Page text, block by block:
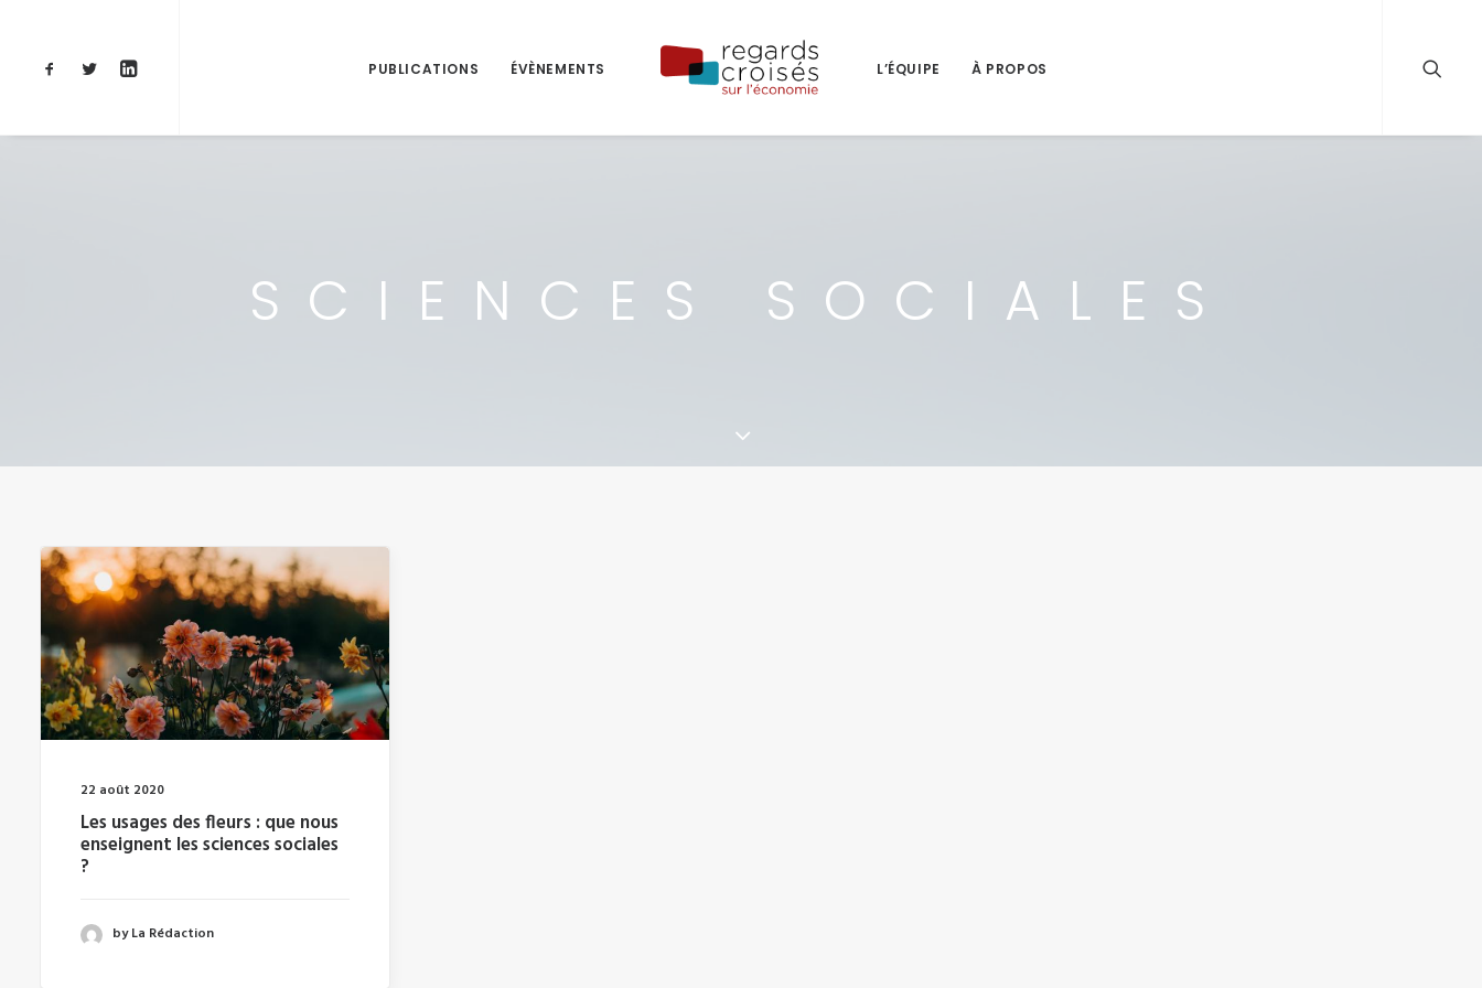
PUBLICATIONS ÉVÈNEMENTS L’ÉQUIPE À PROPOS
SCIENCES SOCIALES
22 août 2020
Les usages des fleurs : que nous
enseignent les sciences sociales
?
by La Rédaction